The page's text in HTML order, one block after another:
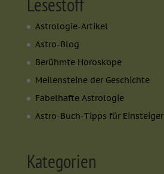
Astrologie-Artikel
Astro-Blog
Berühmte Horoskope
Meilensteine der Geschichte
Fabelhafte Astrologie
Astro-Buch-Tipps für Einsteiger
Kategorien